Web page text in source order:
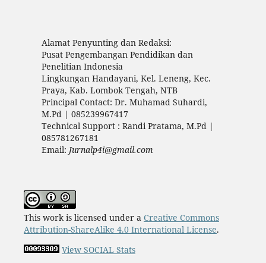
Alamat Penyunting dan Redaksi:
Pusat Pengembangan Pendidikan dan
Penelitian Indonesia
Lingkungan Handayani, Kel. Leneng, Kec.
Praya, Kab. Lombok Tengah, NTB
Principal Contact: Dr. Muhamad Suhardi,
M.Pd | 085239967417
Technical Support : Randi Pratama, M.Pd |
085781267181
Email: Jurnalp4i@gmail.com
This work is licensed under a Creative Commons
Attribution-ShareAlike 4.0 International License.
View SOCIAL Stats